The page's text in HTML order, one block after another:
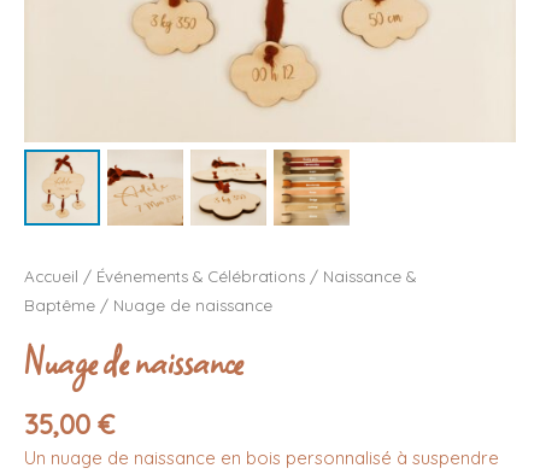
Accueil / Événements & Célébrations / Naissance &
Baptême / Nuage de naissance
Nuage de naissance
35,00 €
Un nuage de naissance en bois personnalisé à suspendre